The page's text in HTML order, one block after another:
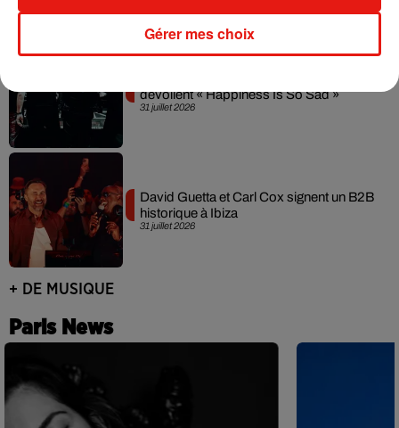
31 juillet 2026
dévoilent « Happiness Is So Sad »
31 juillet 2026
David Guetta et Carl Cox signent un B2B
historique à Ibiza
+ DE MUSIQUE
Paris News
Gérer mes choix